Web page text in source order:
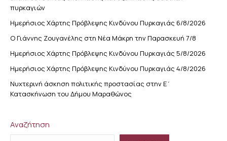
πυρκαγιών
Ημερήσιος Χάρτης Πρόβλεψης Κινδύνου Πυρκαγιάς 6/8/2026
Ο Γιάννης Ζουγανέλης στη Νέα Μάκρη την Παρασκευή 7/8
Ημερήσιος Χάρτης Πρόβλεψης Κινδύνου Πυρκαγιάς 5/8/2026
Ημερήσιος Χάρτης Πρόβλεψης Κινδύνου Πυρκαγιάς 4/8/2026
Νυχτερινή άσκηση πολιτικής προστασίας στην Ε΄
Κατασκήνωση του Δήμου Μαραθώνος
Αναζήτηση